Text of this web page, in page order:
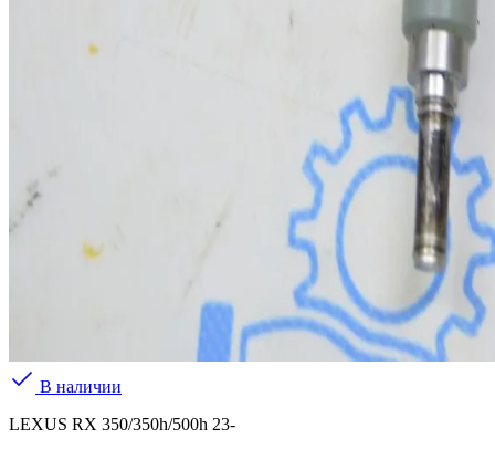
В наличии
LEXUS RX 350/350h/500h 23-